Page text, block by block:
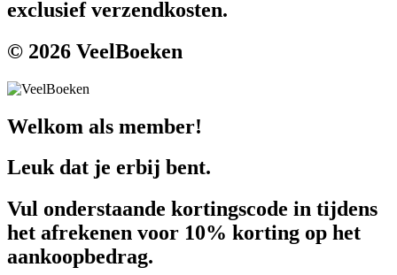
exclusief verzendkosten.
© 2026 VeelBoeken
Welkom als member!
Leuk dat je erbij bent.
Vul onderstaande kortingscode in tijdens
het afrekenen voor 10% korting op het
aankoopbedrag.